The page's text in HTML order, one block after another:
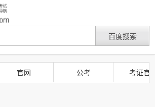
官网 公考 考证官